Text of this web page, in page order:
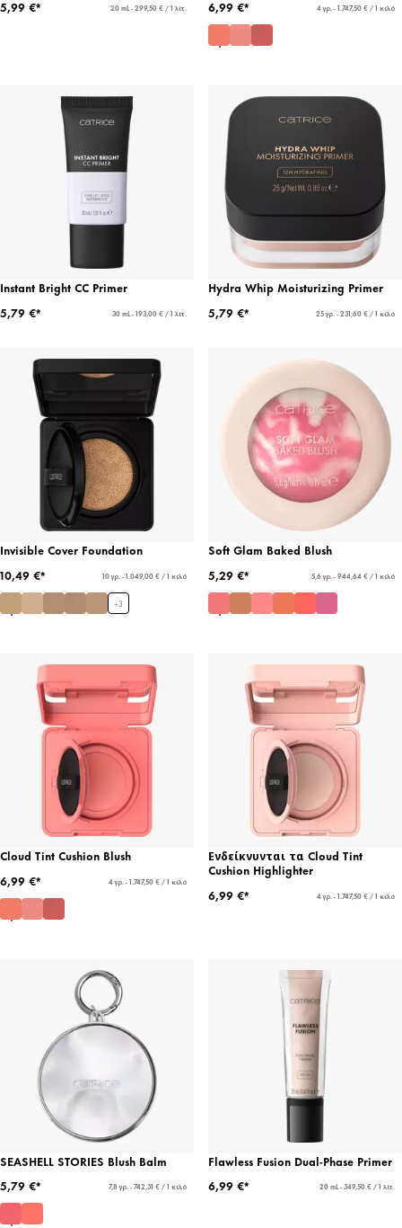
5,99 €* 20 mL - 299,50 € / 1 λίτ. 6,99 €* 4 γρ. - 1.747,50 € / 1 κιλό
Instant Bright CC Primer
5,79 €*
30 mL - 193,00 € / 1 λίτ.
Hydra Whip Moisturizing Primer
5,79 €*
25 γρ. - 231,60 € / 1 κιλό
Invisible Cover Foundation
10,49 €*
10 γρ. - 1.049,00 € / 1 κιλό
+3
Soft Glam Baked Blush
5,29 €*
5,6 γρ. - 944,64 € / 1 κιλό
Cloud Tint Cushion Blush
6,99 €*
4 γρ. - 1.747,50 € / 1 κιλό
Ενδείκνυνται τα Cloud Tint
Cushion Highlighter
6,99 €*
4 γρ. - 1.747,50 € / 1 κιλό
SEASHELL STORIES Blush Balm
5,79 €*
7,8 γρ. - 742,31 € / 1 κιλό
Flawless Fusion Dual-Phase Primer
6,99 €*
20 mL - 349,50 € / 1 λίτ.